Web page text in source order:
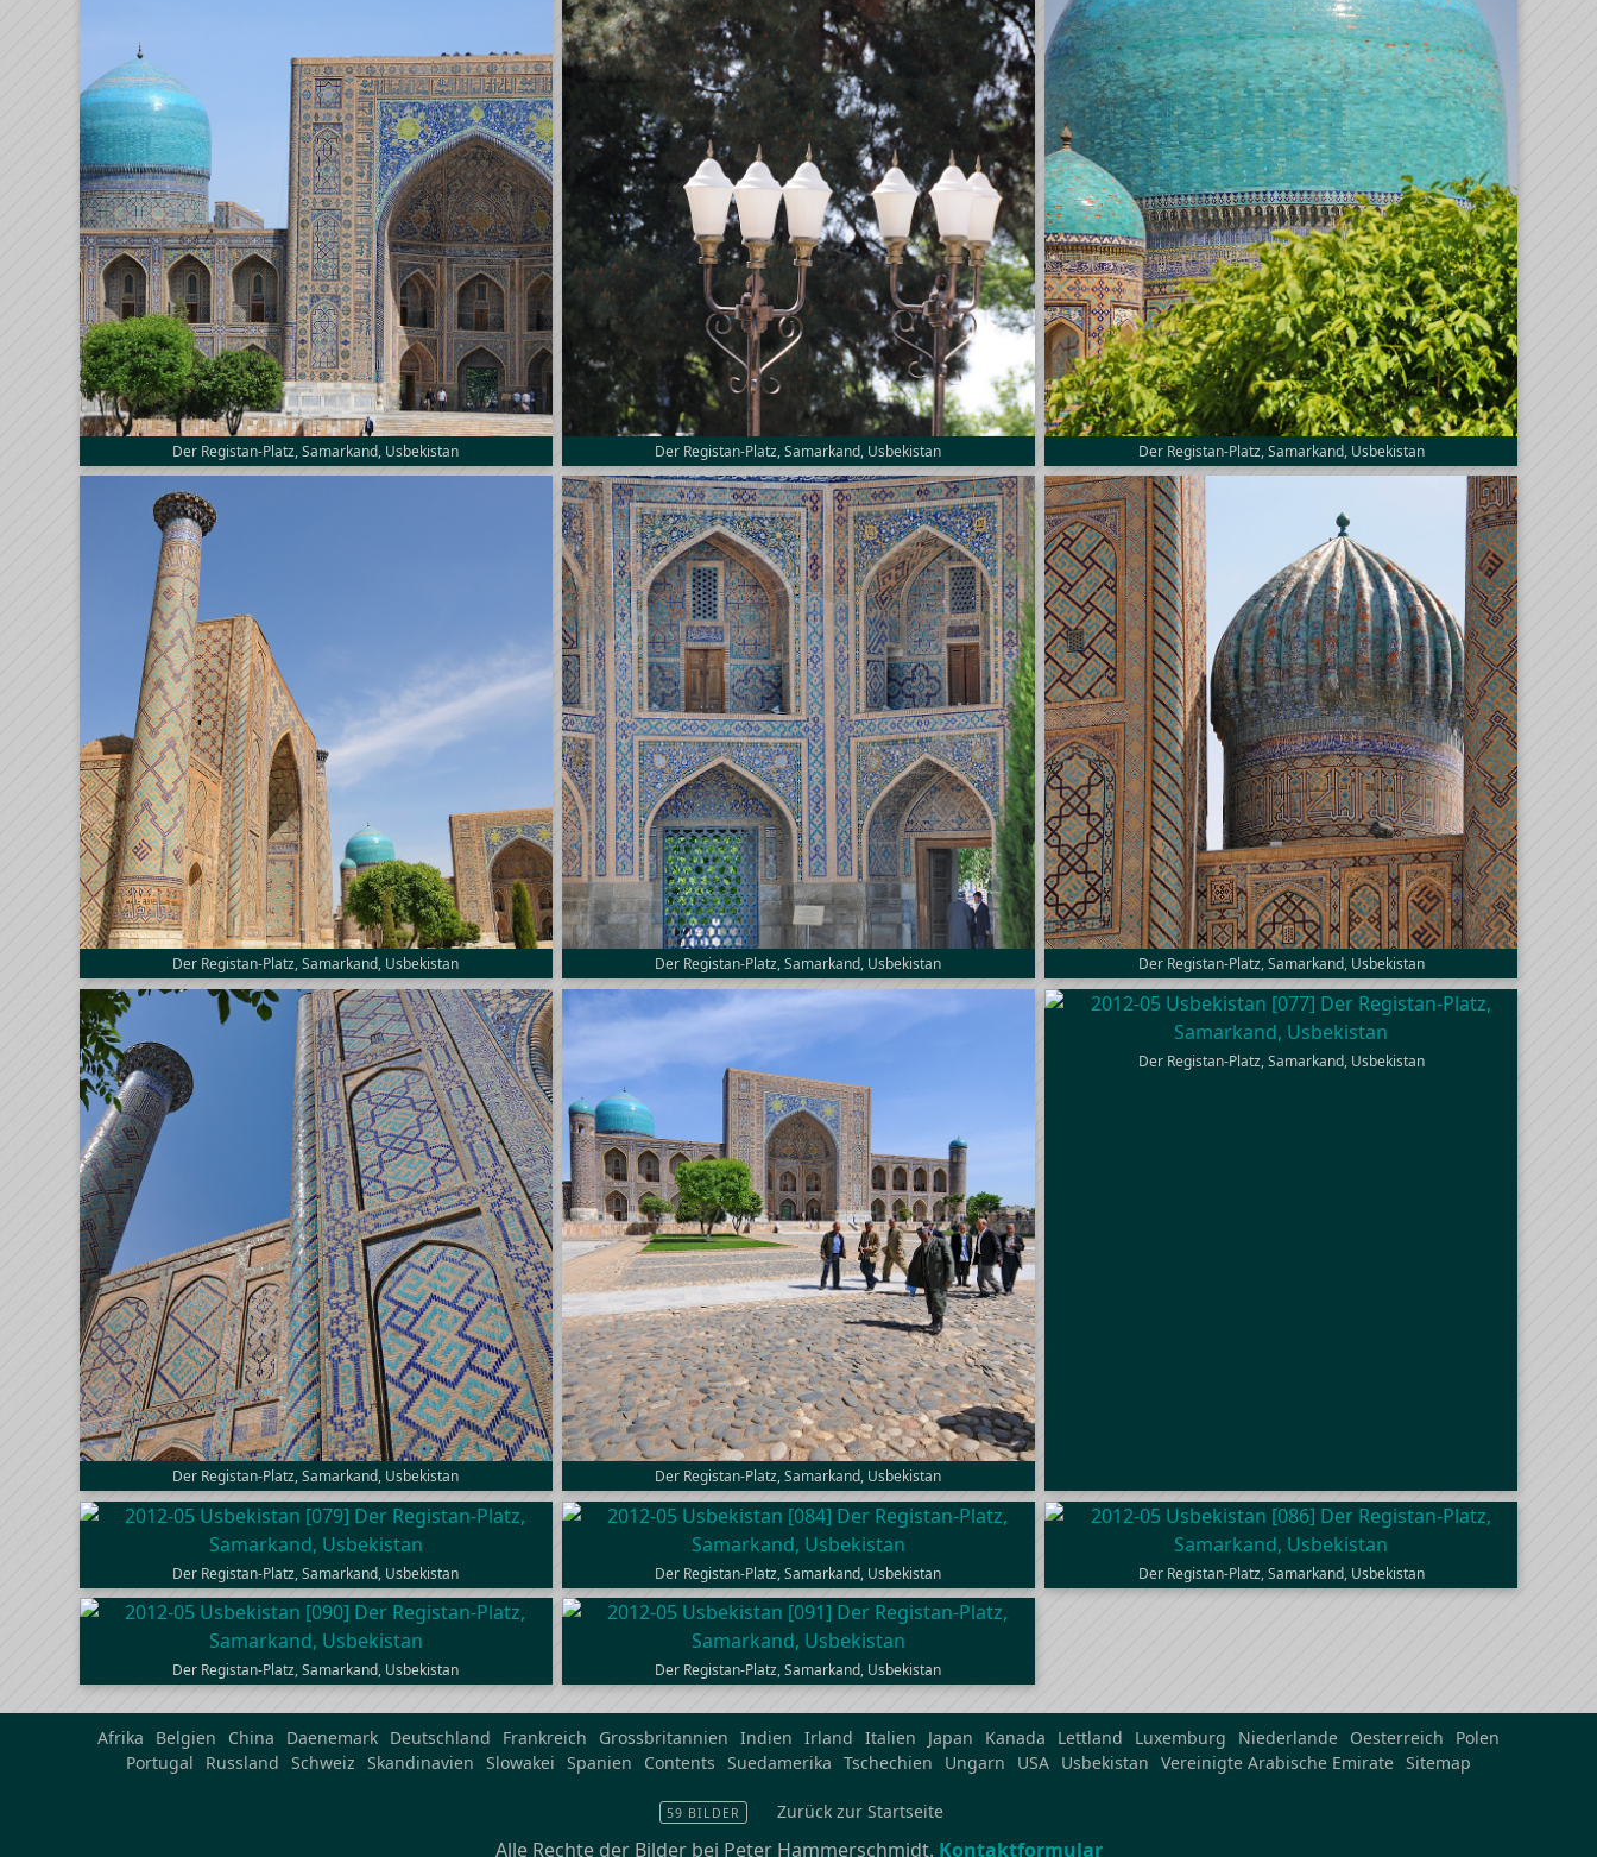
Der Registan-Platz, Samarkand, Usbekistan Der Registan-Platz, Samarkand, Usbekistan Der Registan-Platz, Samarkand, Usbekistan
Der Registan-Platz, Samarkand, Usbekistan Der Registan-Platz, Samarkand, Usbekistan Der Registan-Platz, Samarkand, Usbekistan
Der Registan-Platz, Samarkand, Usbekistan Der Registan-Platz, Samarkand, Usbekistan
Der Registan-Platz, Samarkand, Usbekistan
Der Registan-Platz, Samarkand, Usbekistan Der Registan-Platz, Samarkand, Usbekistan Der Registan-Platz, Samarkand, Usbekistan
Der Registan-Platz, Samarkand, Usbekistan Der Registan-Platz, Samarkand, Usbekistan
Afrika Belgien China Daenemark Deutschland Frankreich Grossbritannien Indien Irland Italien Japan Kanada Lettland Luxemburg Niederlande Oesterreich
Polen
Portugal
Russland Schweiz Skandinavien Slowakei Spanien Contents Suedamerika Tschechien Ungarn USA Usbekistan Vereinigte Arabische Emirate Sitemap
59 BILDER Zurück zur Startseite
Alle Rechte der Bilder bei Peter Hammerschmidt. Kontaktformular